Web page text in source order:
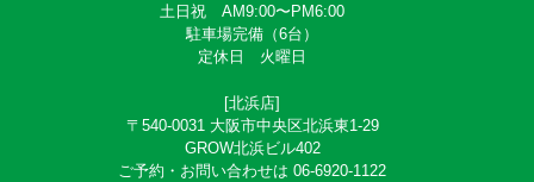
土日祝 AM9:00〜PM6:00
駐車場完備（6台）
定休日 火曜日
[北浜店]
〒540-0031 大阪市中央区北浜東1-29
GROW北浜ビル402
ご予約・お問い合わせは 06-6920-1122